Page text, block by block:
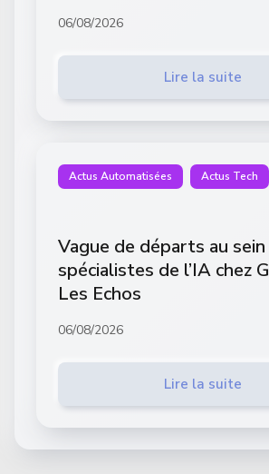
06/08/2026
Lire la suite
Actus Automatisées Actus Tech
Vague de départs au
spécialistes de l’IA chez
Les Echos
06/08/2026
Lire la suite